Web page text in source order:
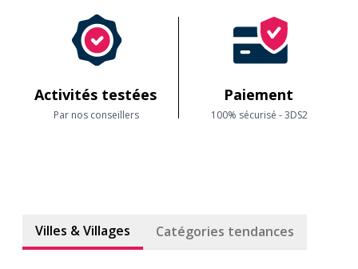
Activités testées
Par nos conseillers
Paiement
100% sécurisé - 3DS2
Villes & Villages Catégories tendances